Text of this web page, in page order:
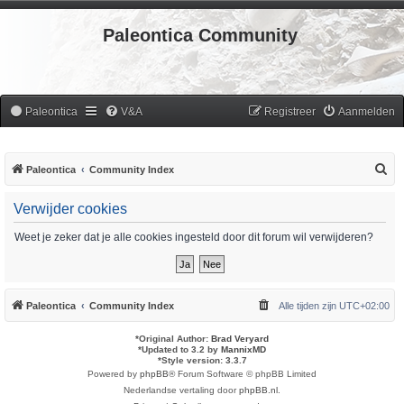
Paleontica Community
Paleontica V&A Aanmelden
Registreer
Paleontica Community Index
Verwijder cookies
Weet je zeker dat je alle cookies ingesteld door dit forum wil verwijderen?
Paleontica Community Index Alle tijden zijn UTC+02:00
*Original Author: Brad Veryard
*Updated to 3.2 by MannixMD
*Style version: 3.3.7
Powered by phpBB® Forum Software © phpBB Limited
Nederlandse vertaling doorphpBB.nl